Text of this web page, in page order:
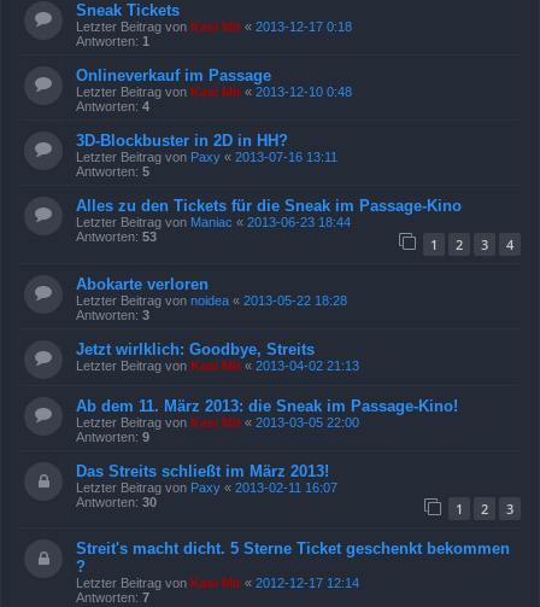
Sneak Tickets
Letzter Beitrag von Kasi Mir « 2013-12-17 0:18
Antworten: 1
Onlineverkauf im Passage
Letzter Beitrag von Kasi Mir « 2013-12-10 0:48
Antworten: 4
3D-Blockbuster in 2D in HH?
Letzter Beitrag von Paxy « 2013-07-16 13:11
Antworten: 5
Alles zu den Tickets für die Sneak im Passage-Kino
Letzter Beitrag von Maniac « 2013-06-23 18:44
Antworten: 53 1 2 3 4
Abokarte verloren
Letzter Beitrag von noidea « 2013-05-22 18:28
Antworten: 3
Jetzt wirlklich: Goodbye, Streits
Letzter Beitrag von Kasi Mir « 2013-04-02 21:13
Ab dem 11. März 2013: die Sneak im Passage-Kino!
Letzter Beitrag von Kasi Mir « 2013-03-05 22:00
Antworten: 9
Das Streits schließt im März 2013!
Letzter Beitrag von Paxy « 2013-02-11 16:07
Antworten: 30 1 2 3
Streit's macht dicht. 5 Sterne Ticket geschenkt bekommen
?
Letzter Beitrag von Kasi Mir « 2012-12-17 12:14
Antworten: 7